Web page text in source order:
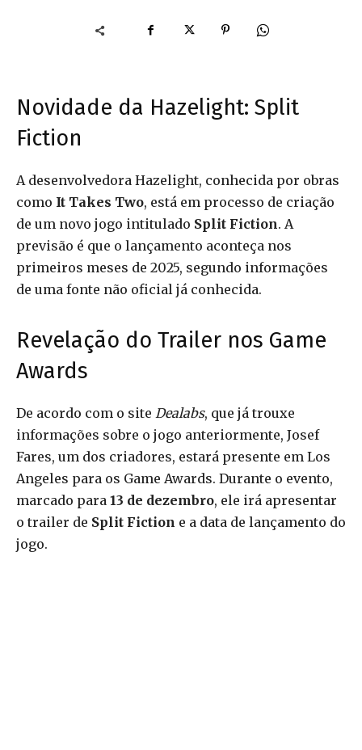
Novidade da Hazelight: Split
Fiction
A desenvolvedora Hazelight, conhecida por obras
como It Takes Two, está em processo de criação
de um novo jogo intitulado Split Fiction. A
previsão é que o lançamento aconteça nos
primeiros meses de 2025, segundo informações
de uma fonte não oficial já conhecida.
Revelação do Trailer nos Game
Awards
De acordo com o site Dealabs, que já trouxe
informações sobre o jogo anteriormente, Josef
Fares, um dos criadores, estará presente em Los
Angeles para os Game Awards. Durante o evento,
marcado para 13 de dezembro, ele irá apresentar
o trailer de Split Fiction e a data de lançamento do
jogo.